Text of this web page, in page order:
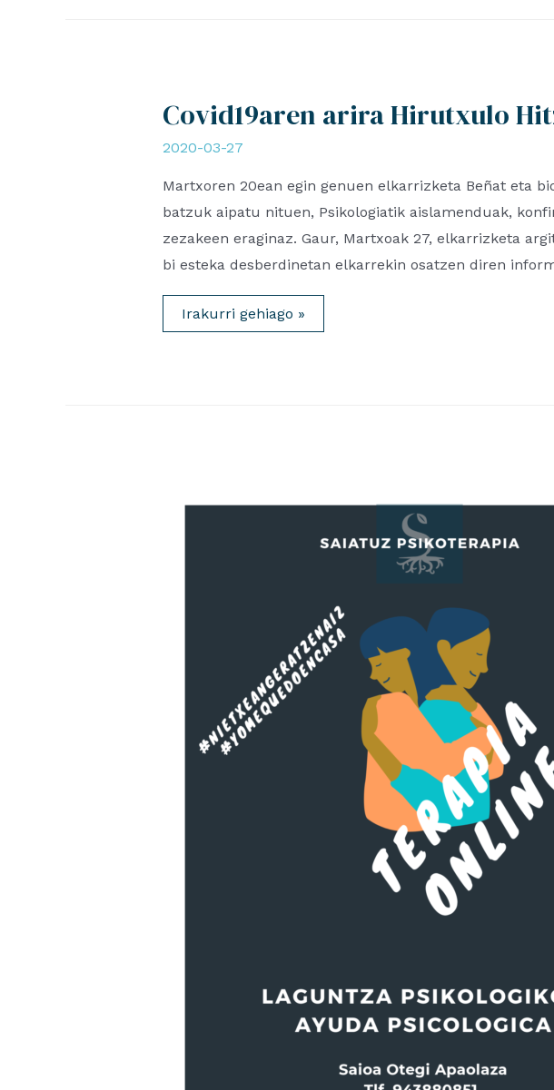
Covid19aren arira Hirutxulo
2020-03-27
Martxoren 20ean egin genuen elkarrizketa Beñat eta
batzuk aipatu nituen, Psikologiatik aislamenduak,
zezakeen eraginaz. Gaur, Martxoak 27, elkarrizketa
bi esteka desberdinetan elkarrekin osatzen diren
Covid19aren
arira
Hirutxulo
Irakurri gehiago »